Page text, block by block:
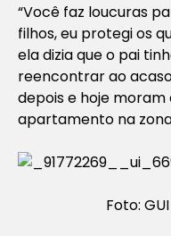
“Você faz loucuras
filhos, eu protegi os
ela dizia que o pai
reencontrar ao
depois e hoje
apartamento na
Foto: